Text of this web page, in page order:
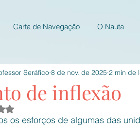
Carta de Navegação O Nauta
de inflexão
Seráfico 8 de nov. de 2025 2 min de
com NaN de 5 estrelas.
os esforços de algumas das